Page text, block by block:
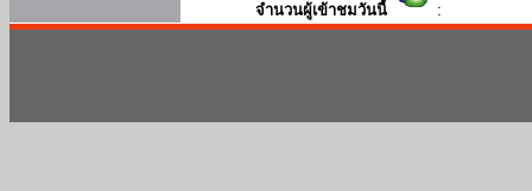
จำนวนผู้เข้าชมวันนี้ :